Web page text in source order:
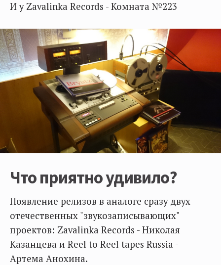
И у Zavalinka Records - Комната №223
Что приятно удивило?
Появление релизов в аналоге сразу двух
отечественных "звукозаписывающих"
проектов: Zavalinka Records - Николая
Казанцева и Reel to Reel tapes Russia -
Артема Анохина.